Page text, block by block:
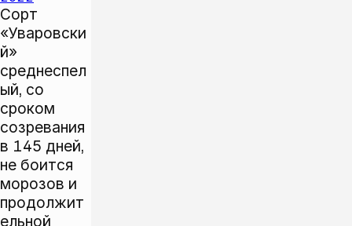
Сорт
«Уваровски
й»
среднеспел
ый, со
сроком
созревания
в 145 дней,
не боится
морозов и
продолжит
ельной